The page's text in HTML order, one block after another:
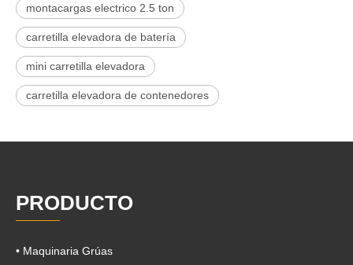
montacargas electrico 2.5 ton
carretilla elevadora de batería
mini carretilla elevadora
carretilla elevadora de contenedores
PRODUCTO
• Maquinaria Grúas